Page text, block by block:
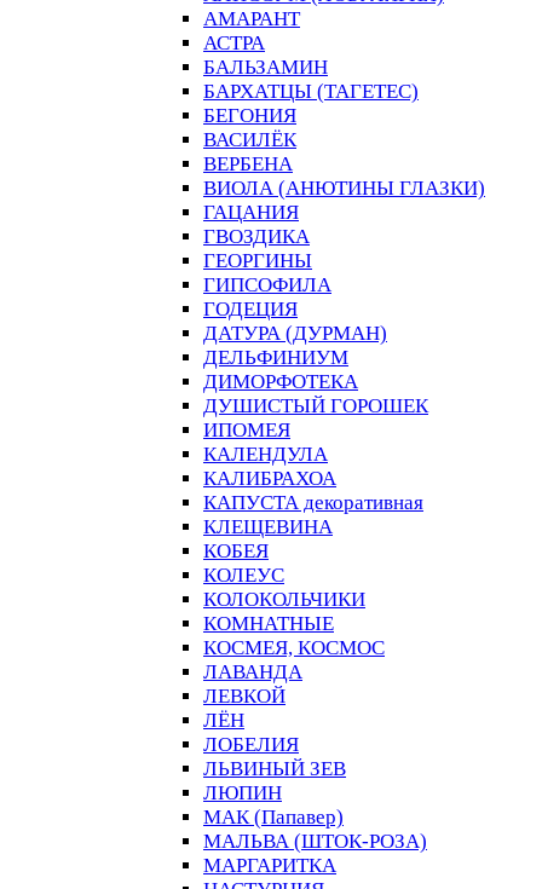
АМАРАНТ
АСТРА
БАЛЬЗАМИН
БАРХАТЦЫ (ТАГЕТЕС)
БЕГОНИЯ
ВАСИЛЁК
ВЕРБЕНА
ВИОЛА (АНЮТИНЫ ГЛАЗКИ)
ГАЦАНИЯ
ГВОЗДИКА
ГЕОРГИНЫ
ГИПСОФИЛА
ГОДЕЦИЯ
ДАТУРА (ДУРМАН)
ДЕЛЬФИНИУМ
ДИМОРФОТЕКА
ДУШИСТЫЙ ГОРОШЕК
ИПОМЕЯ
КАЛЕНДУЛА
КАЛИБРАХОА
КАПУСТА декоративная
КЛЕЩЕВИНА
КОБЕЯ
КОЛЕУС
КОЛОКОЛЬЧИКИ
КОМНАТНЫЕ
КОСМЕЯ, КОСМОС
ЛАВАНДА
ЛЕВКОЙ
ЛЁН
ЛОБЕЛИЯ
ЛЬВИНЫЙ ЗЕВ
ЛЮПИН
МАК (Папавер)
МАЛЬВА (ШТОК-РОЗА)
МАРГАРИТКА